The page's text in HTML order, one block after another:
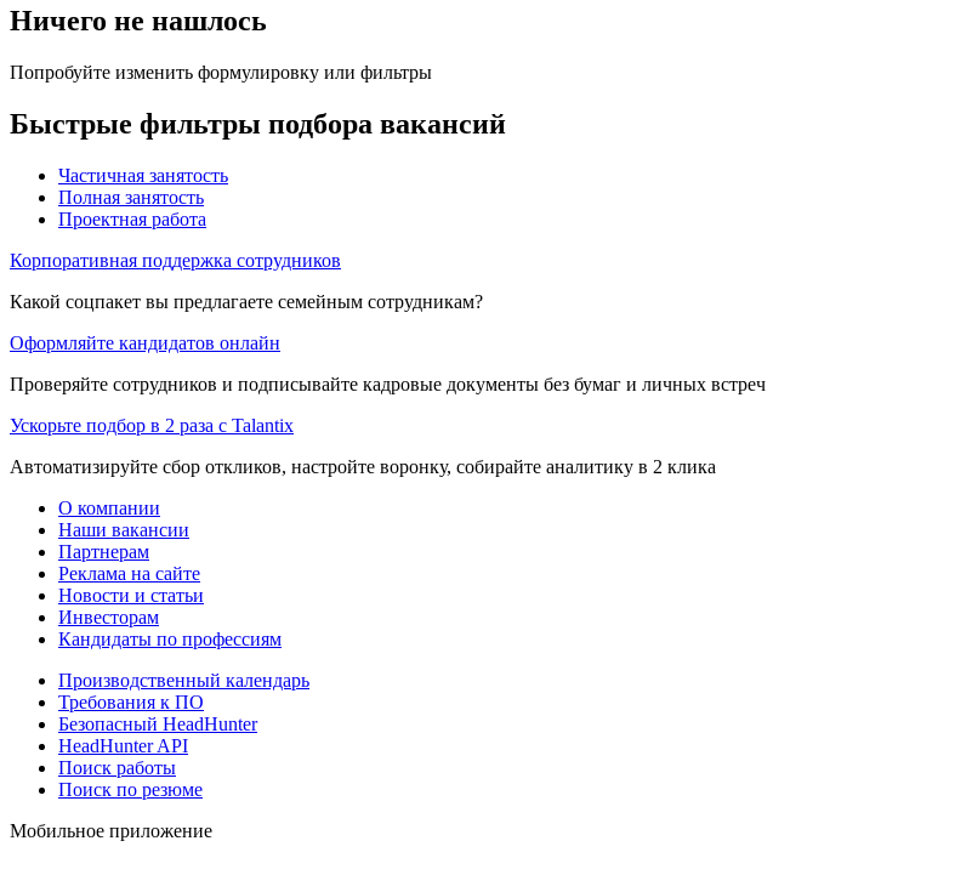
Ничего не нашлось
Попробуйте изменить формулировку или фильтры
Быстрые фильтры подбора вакансий
Частичная занятость
Полная занятость
Проектная работа
Корпоративная поддержка сотрудников
Какой соцпакет вы предлагаете семейным сотрудникам?
Оформляйте кандидатов онлайн
Проверяйте сотрудников и подписывайте кадровые документы без бумаг и личных встреч
Ускорьте подбор в 2 раза с Talantix
Автоматизируйте сбор откликов, настройте воронку, собирайте аналитику в 2 клика
О компании
Наши вакансии
Партнерам
Реклама на сайте
Новости и статьи
Инвесторам
Кандидаты по профессиям
Производственный календарь
Требования к ПО
Безопасный HeadHunter
HeadHunter API
Поиск работы
Поиск по резюме
Мобильное приложение